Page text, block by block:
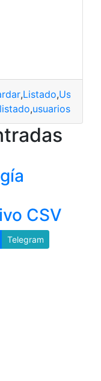
,Listado,Usuarios
listado,usuarios
CSV
Telegram